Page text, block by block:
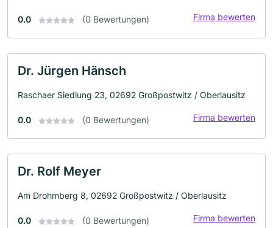
0.0 (0 Bewertungen) Firma bewerten
Dr. Jürgen Hänsch
Raschaer Siedlung 23, 02692 Großpostwitz / Oberlausitz
0.0 (0 Bewertungen) Firma bewerten
Dr. Rolf Meyer
Am Drohmberg 8, 02692 Großpostwitz / Oberlausitz
0.0 (0 Bewertungen) Firma bewerten